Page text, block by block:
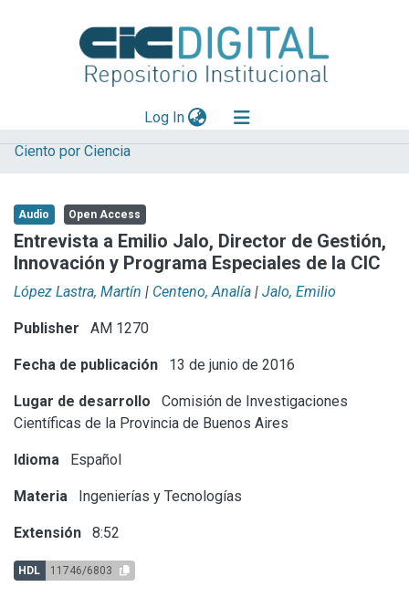
Log In(current)
Explorar
Aportar material
Statistics
Ciento por Ciencia
Audio Open Access
Entrevista a Emilio Jalo, Director de Gestión,
Innovación y Programa Especiales de la CIC
López Lastra, Martín | Centeno, Analía | Jalo, Emilio
Publisher AM 1270
Fecha de publicación 13 de junio de 2016
Lugar de desarrollo
Comisión de Investigaciones
Científicas de la Provincia de Buenos Aires
Idioma Español
Materia Ingenierías y Tecnologías
Extensión 8:52
HDL 11746/6803